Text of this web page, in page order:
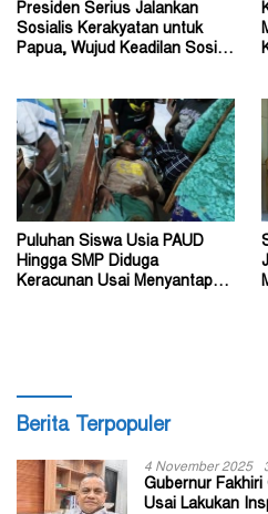
Presiden Serius Jalankan
Sosialis Kerakyatan untuk
Papua, Wujud Keadilan Sosial
Puluhan Siswa Usia PAUD
Hingga SMP Diduga
Keracunan Usai Menyantap
Berita Terpopuler
4 November 2025
Gubernur
Usai Lakukan